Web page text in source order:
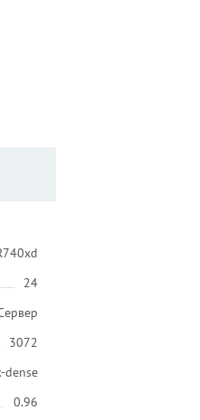
24
3072
dense
0.96